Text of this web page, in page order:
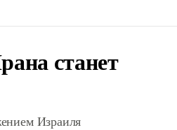
станет
Израиля